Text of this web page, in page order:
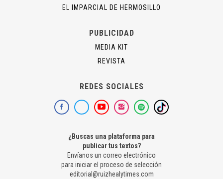
EL IMPARCIAL DE HERMOSILLO
PUBLICIDAD
MEDIA KIT
REVISTA
REDES SOCIALES
¿Buscas una plataforma para
publicar tus textos?
Envíanos un correo electrónico
para iniciar el proceso de selección
editorial@ruizhealytimes.com